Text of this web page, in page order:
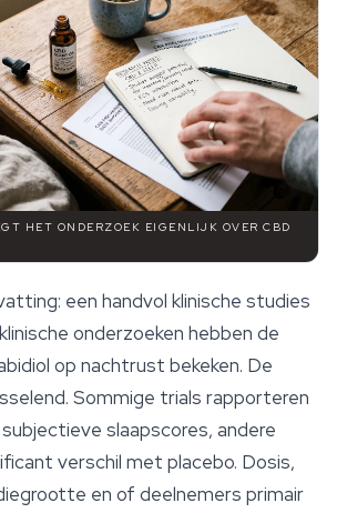
HET ONDERZOEK EIGENLIJK OVER CBD
een handvol klinische studies
onderzoeken hebben de
op nachtrust bekeken. De
Sommige trials rapporteren
slaapscores, andere
verschil met placebo. Dosis,
en of deelnemers primair